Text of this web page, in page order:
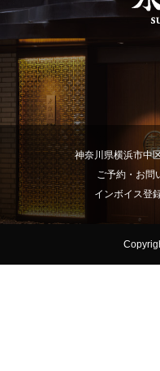
神奈川県横浜市中
ご予約・お問
インボイス登